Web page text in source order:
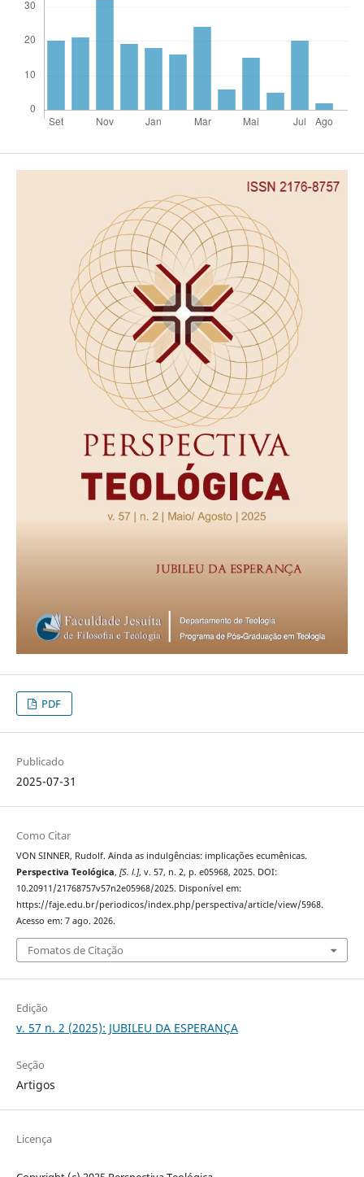
PDF
Publicado
2025-07-31
Como Citar
VON SINNER, Rudolf. Ainda as indulgências: implicações ecumênicas.
Perspectiva Teológica, [S. l.], v. 57, n. 2, p. e05968, 2025. DOI:
10.20911/21768757v57n2e05968/2025. Disponível em:
https://faje.edu.br/periodicos/index.php/perspectiva/article/view/5968.
Acesso em: 7 ago. 2026.
Fomatos de Citação
Edição
v. 57 n. 2 (2025): JUBILEU DA ESPERANÇA
Seção
Artigos
Licença